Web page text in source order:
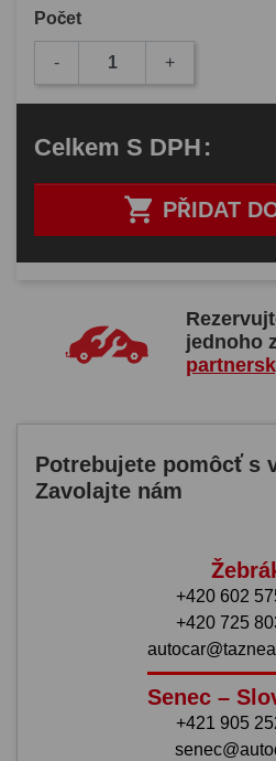
Počet
- +
 PŘIDAT
Celkem S DPH:
jednoho
Potrebujete pomôcť s
Zavolajte nám
+420 602
+420 725
Senec –
+421 905